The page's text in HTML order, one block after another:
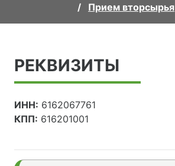
Прием вторсырья
РЕКВИЗИТЫ
ИНН: 6162067761
КПП: 616201001